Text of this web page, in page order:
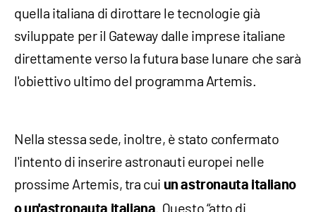
quella italiana di dirottare le tecnologie già
sviluppate per il Gateway dalle imprese italiane
direttamente verso la futura base lunare che sarà
l'obiettivo ultimo del programma Artemis.
Nella stessa sede, inoltre, è stato confermato
l'intento di inserire astronauti europei nelle
prossime Artemis, tra cui un astronauta italiano
. Questo “atto di